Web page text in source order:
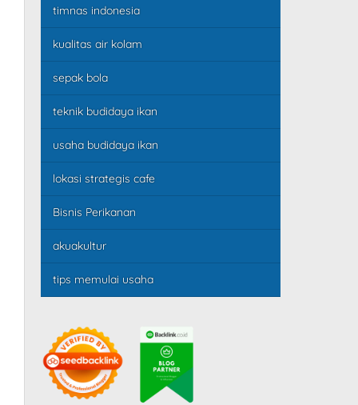
timnas indonesia
kualitas air kolam
sepak bola
teknik budidaya ikan
usaha budidaya ikan
lokasi strategis cafe
Bisnis Perikanan
akuakultur
tips memulai usaha